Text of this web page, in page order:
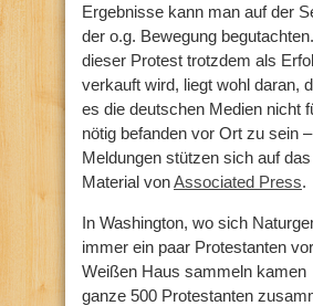
Ergebnisse kann man auf der
der o.g. Bewegung
dieser Protest trotzdem als
verkauft wird, liegt wohl daran,
es die deutschen Medien nicht
nötig befanden vor Ort zu sein
Meldungen stützen sich auf das
Material vonAssociated Press.
In Washington, wo sich
immer ein paar Protestanten
Weißen Haus sammeln kamen
ganze 500 Protestanten